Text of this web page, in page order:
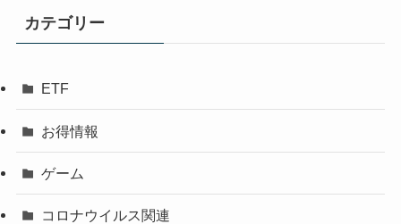
カテゴリー
ETF
お得情報
ゲーム
コロナウイルス関連